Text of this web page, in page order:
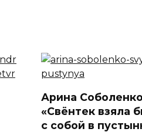
Арина
«Свёнтек взяла
с собой в